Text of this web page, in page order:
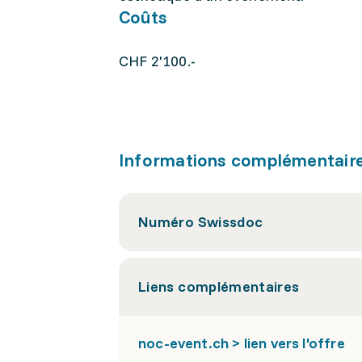
Coûts
CHF 2'100.-
Informations
Numéro Swissdoc
Liens complémentaires
noc-event.ch > lien vers l'offre